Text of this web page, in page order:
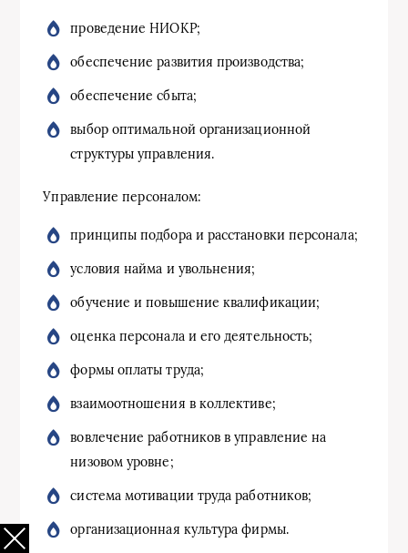
проведение НИОКР;
обеспечение развития производства;
обеспечение сбыта;
выбор оптимальной организационной
структуры управления.
Управление персоналом:
принципы подбора и расстановки персонала;
условия найма и увольнения;
обучение и повышение квалификации;
оценка персонала и его деятельность;
формы оплаты труда;
взаимоотношения в коллективе;
вовлечение работников в управление на
низовом уровне;
система мотивации труда работников;
организационная культура фирмы.